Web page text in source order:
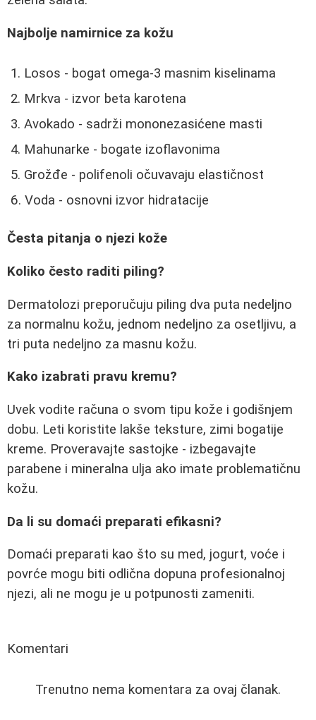
Najbolje namirnice za kožu
Losos - bogat omega-3 masnim kiselinama
Mrkva - izvor beta karotena
Avokado - sadrži mononezasićene masti
Mahunarke - bogate izoflavonima
Grožđe - polifenoli očuvavaju elastičnost
Voda - osnovni izvor hidratacije
Česta pitanja o njezi kože
Koliko često raditi piling?
Dermatolozi preporučuju piling dva puta nedeljno
za normalnu kožu, jednom nedeljno za osetljivu, a
tri puta nedeljno za masnu kožu.
Kako izabrati pravu kremu?
Uvek vodite računa o svom tipu kože i godišnjem
dobu. Leti koristite lakše teksture, zimi bogatije
kreme. Proveravajte sastojke - izbegavajte
parabene i mineralna ulja ako imate problematičnu
kožu.
Da li su domaći preparati efikasni?
Domaći preparati kao što su med, jogurt, voće i
povrće mogu biti odlična dopuna profesionalnoj
njezi, ali ne mogu je u potpunosti zameniti.
Komentari
Trenutno nema komentara za ovaj članak.